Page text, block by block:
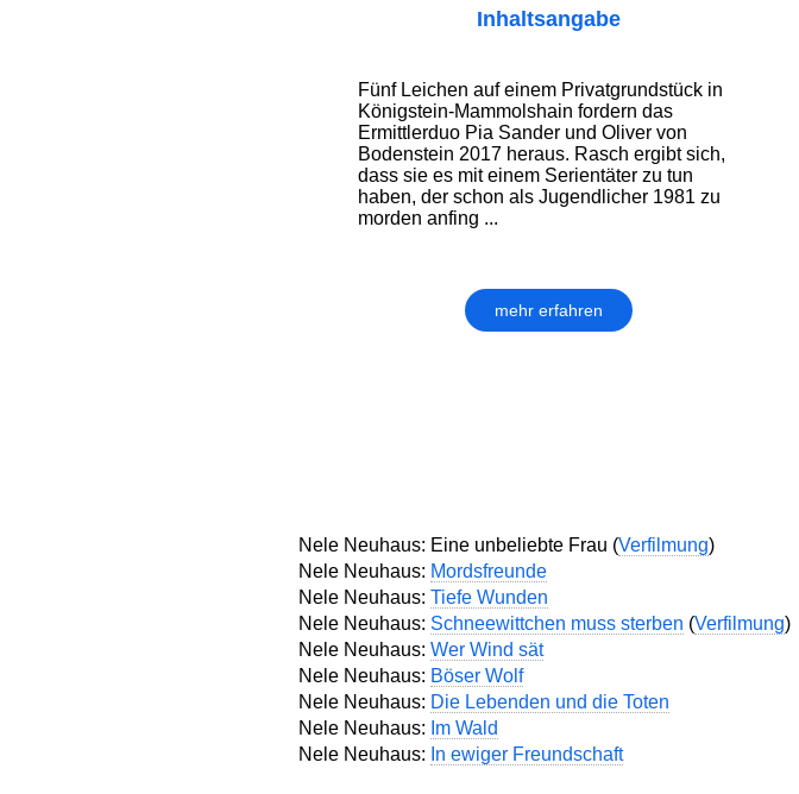
Inhaltsangabe
Fünf Leichen auf einem Privatgrundstück in
Königstein-Mammolshain fordern das
Ermittlerduo Pia Sander und Oliver von
Bodenstein 2017 heraus. Rasch ergibt sich,
dass sie es mit einem Serientäter zu tun
haben, der schon als Jugendlicher 1981 zu
morden anfing ...
mehr erfahren
Nele Neuhaus: Eine unbeliebte Frau (Verfilmung)
Nele Neuhaus: Mordsfreunde
Nele Neuhaus: Tiefe Wunden
Nele Neuhaus: Schneewittchen muss sterben (Verfilmung)
Nele Neuhaus: Wer Wind sät
Nele Neuhaus: Böser Wolf
Nele Neuhaus: Die Lebenden und die Toten
Nele Neuhaus: Im Wald
Nele Neuhaus: In ewiger Freundschaft